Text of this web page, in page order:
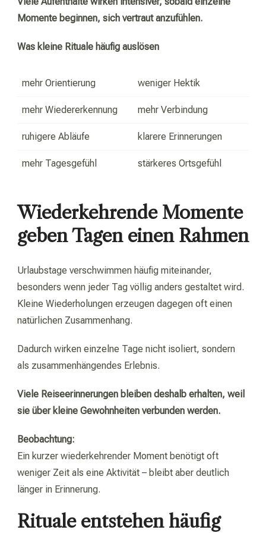
Momente beginnen, sich vertraut anzufühlen.
Was kleine Rituale häufig auslösen
mehr Orientierung weniger Hektik
mehr Wiedererkennung mehr Verbindung
ruhigere Abläufe klarere Erinnerungen
mehr Tagesgefühl stärkeres Ortsgefühl
Wiederkehrende Momente
geben Tagen einen Rahmen
Urlaubstage verschwimmen häufig miteinander,
besonders wenn jeder Tag völlig anders gestaltet wird.
Kleine Wiederholungen erzeugen dagegen oft einen
natürlichen Zusammenhang.
Dadurch wirken einzelne Tage nicht isoliert, sondern
als zusammenhängendes Erlebnis.
Viele Reiseerinnerungen bleiben deshalb erhalten, weil
sie über kleine Gewohnheiten verbunden werden.
Beobachtung:
Ein kurzer wiederkehrender Moment benötigt oft
weniger Zeit als eine Aktivität – bleibt aber deutlich
länger in Erinnerung.
Rituale entstehen häufig